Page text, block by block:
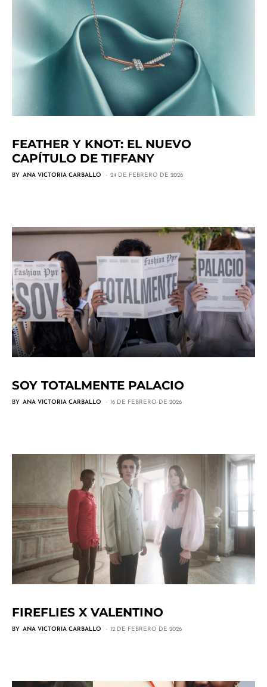
FEATHER Y KNOT: EL NUEVO
CAPÍTULO DE TIFFANY
BY ANA VICTORIA CARBALLO 24 DE FEBRERO DE 2026
SOY TOTALMENTE PALACIO
BY ANA VICTORIA CARBALLO 16 DE FEBRERO DE 2026
FIREFLIES X VALENTINO
BY ANA VICTORIA CARBALLO 12 DE FEBRERO DE 2026